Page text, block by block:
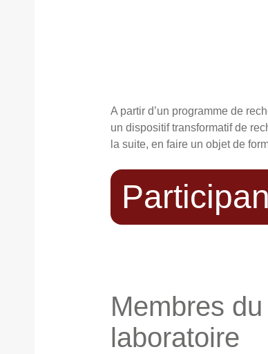
A partir d’un programme de
un dispositif transformatif de
la suite, en faire un objet de
Membres du
laboratoire